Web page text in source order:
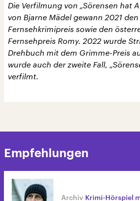
Die Verfilmung von „Sörensen hat
von Bjarne Mädel gewann 2021
Fernsehkrimipreis sowie den
Fernsehpreis Romy. 2022 wurde
Drehbuch mit dem Grimme-Preis
wurde auch der zweite Fall,
verfilmt.
Empfehlungen
Krimi-Hörspiel